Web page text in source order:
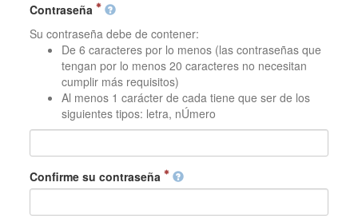
Contraseña
Su contraseña debe de contener:
De 6 caracteres por lo menos (las contraseñas que
tengan por lo menos 20 caracteres no necesitan
cumplir más requisitos)
Al menos 1 carácter de cada tiene que ser de los
siguientes tipos: letra, nÚmero
Confirme su contraseña